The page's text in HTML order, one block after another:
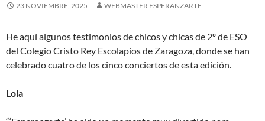
23 NOVIEMBRE, 2025 WEBMASTER ESPERANZARTE
He aquí algunos testimonios de chicos y chicas de 2º de ESO
del Colegio Cristo Rey Escolapios de Zaragoza, donde se han
celebrado cuatro de los cinco conciertos de esta edición.
Lola